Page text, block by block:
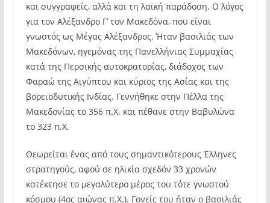
και συγγραφείς, αλλά και τη λαϊκή παράδοση. Ο λόγος
για τον Αλέξανδρο Γ’ τον Μακεδόνα, που είναι
γνωστός ως Μέγας Αλέξανδρος. Ήταν βασιλιάς των
Μακεδόνων, ηγεμόνας της Πανελλήνιας Συμμαχίας
κατά της Περσικής αυτοκρατορίας, διάδοχος των
Φαραώ της Αιγύπτου και κύριος της Ασίας και της
βορειοδυτικής Ινδίας. Γεννήθηκε στην Πέλλα της
Μακεδονίας το 356 π.Χ. και πέθανε στην Βαβυλώνα
το 323 π.Χ.
Θεωρείται ένας από τους σημαντικότερους Έλληνες
στρατηγούς, αφού σε ηλικία σχεδόν 33 χρονών
κατέκτησε το μεγαλύτερο μέρος του τότε γνωστού
κόσμου (4ος αιώνας π.Χ.). Γονείς του ήταν ο βασιλιάς